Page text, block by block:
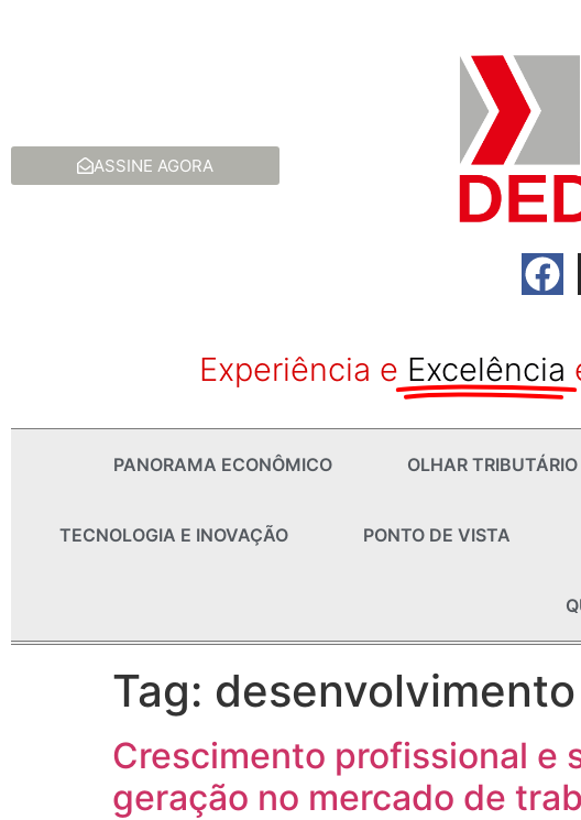
ASSINE AGORA
Experiência e Excelência
PANORAMA ECONÔMICO OLHAR TRIBUTÁRIO
TECNOLOGIA E INOVAÇÃO PONTO DE VISTA
Tag:
Crescimento profissional e
geração no mercado de